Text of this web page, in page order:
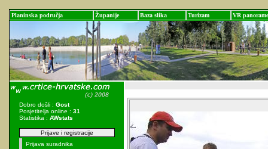
Planinska područja Županije Baza slika Turizam VR panorame
Dobro došli : Gost
Posjetitelja online : 31
Statistika : AWstats
Prijave i registracije
Prijava suradnika